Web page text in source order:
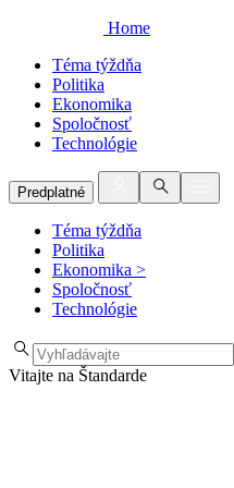
Home
Téma týždňa
Politika
Ekonomika
Spoločnosť
Technológie
Predplatné
Téma týždňa
Politika
Ekonomika >
Spoločnosť
Technológie
Vitajte na Štandarde